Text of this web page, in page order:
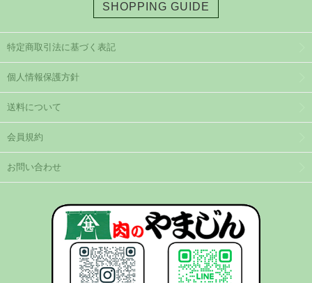
SHOPPING GUIDE
特定商取引法に基づく表記
個人情報保護方針
送料について
会員規約
お問い合わせ